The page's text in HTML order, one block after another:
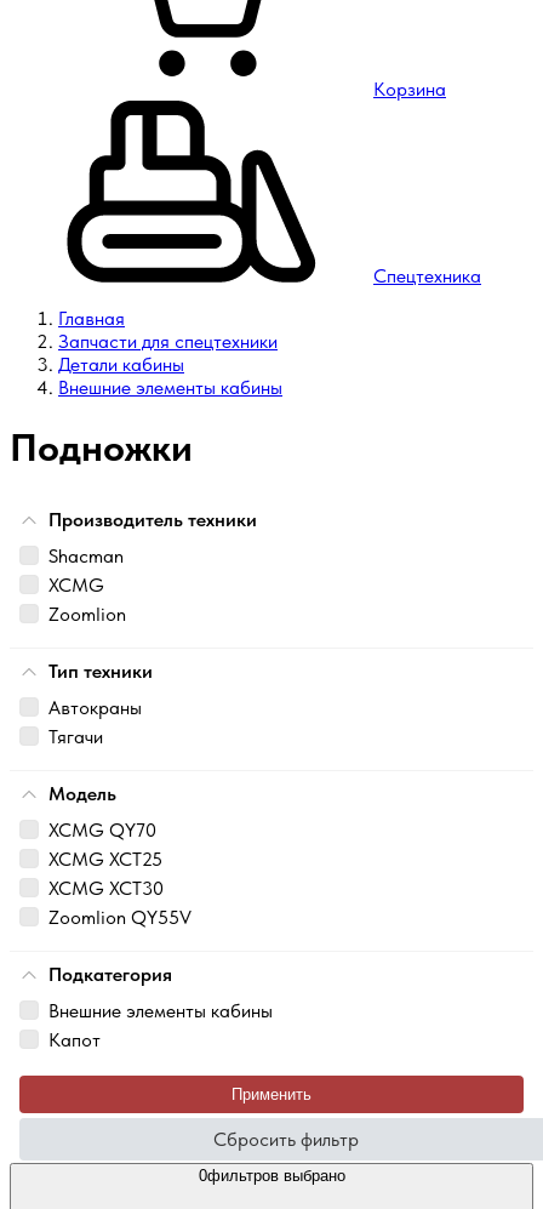
Корзина
Спецтехника
Главная
Запчасти для спецтехники
Детали кабины
Внешние элементы кабины
Подножки
Производитель техники
Shacman
XCMG
Zoomlion
Тип техники
Автокраны
Тягачи
Модель
XCMG QY70
XCMG XCT25
XCMG XCT30
Zoomlion QY55V
Подкатегория
Внешние элементы кабины
Капот
Применить
Сбросить фильтр
0фильтров выбрано